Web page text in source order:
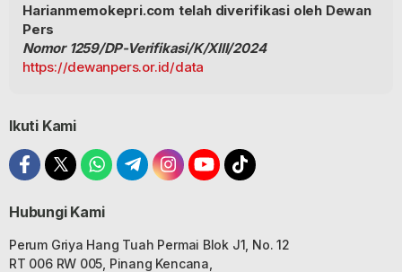
Harianmemokepri.com telah diverifikasi oleh Dewan
Pers
Nomor 1259/DP-Verifikasi/K/XIII/2024
https://dewanpers.or.id/data
Ikuti Kami
Hubungi Kami
Perum Griya Hang Tuah Permai Blok J1, No. 12
RT 006 RW 005, Pinang Kencana,